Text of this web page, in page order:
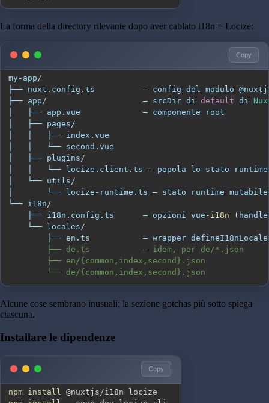
La forma della directory rilevante dopo aver cablato i18n + Locize:
Copy
my- app /
├── nuxt . config . ts
— config del modulo
├── app /
                    — srcDir di
default di
│   ├── app . vue
│   ├── pages /
│   │   ├── index . vue
│   │   └── second . vue
│   ├── plugins /
│   │   └── locize . client . ts — popola lo stato
│   └── utils /
│       └── locize - runtime . ts
└── i18n /
    ├── i18n
. config . ts
      — opzioni vue
- i18n (
    └── locales
/
        ├── en
. ts
— wrapper
        └── de/{common,index,second}.json
Alcune cose sembrano inusuali; la sezione gotchas più sotto spiega
ciascuna.
Installare le dipendenze
Copy
npm install